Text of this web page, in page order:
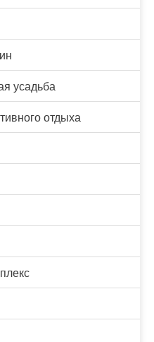
усадьба
отдыха